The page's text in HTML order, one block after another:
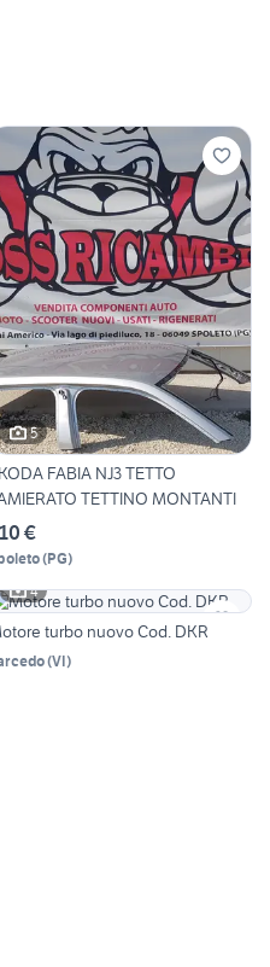
5
FABIA NJ3 TETTO
TETTINO MONTANTI
€
(PG)
4
turbo nuovo Cod. DKR
(VI)